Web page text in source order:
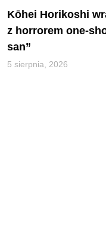
Kōhei Horikoshi
z horrorem one-
san”
5 sierpnia, 2026